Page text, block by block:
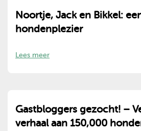
Noortje, Jack en Bikkel:
hondenplezier
Lees meer
Gastbloggers gezocht! –
verhaal aan 150,000